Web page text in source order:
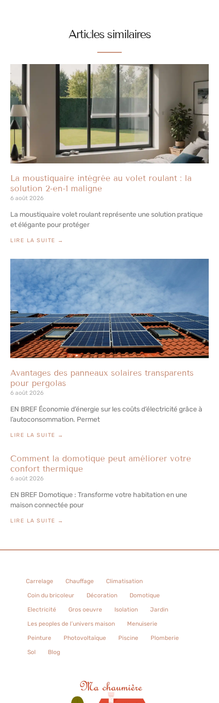
Articles similaires
La moustiquaire intégrée au volet roulant : la
solution 2-en-1 maligne
6 août 2026
La moustiquaire volet roulant représente une solution pratique
et élégante pour protéger
LIRE LA SUITE →
Avantages des panneaux solaires transparents
pour pergolas
6 août 2026
EN BREF Économie d’énergie sur les coûts d’électricité grâce à
l’autoconsommation. Permet
LIRE LA SUITE →
Comment la domotique peut améliorer votre
confort thermique
6 août 2026
EN BREF Domotique : Transforme votre habitation en une
maison connectée pour
LIRE LA SUITE →
Carrelage Chauffage Climatisation
Coin du bricoleur Décoration Domotique
Electricité Gros oeuvre Isolation Jardin
Les peoples de l’univers maison Menuiserie
Peinture Photovoltaïque Piscine Plomberie
Sol Blog